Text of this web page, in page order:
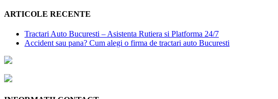
ARTICOLE RECENTE
Tractari Auto Bucuresti – Asistenta Rutiera si Platforma 24/7
Accident sau pana? Cum alegi o firma de tractari auto Bucuresti